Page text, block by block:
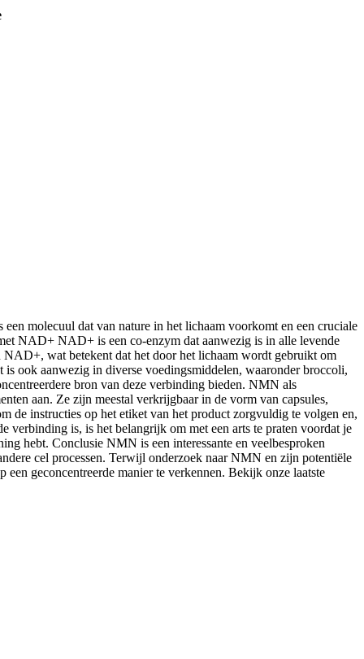
molecuul dat van nature in het lichaam voorkomt en een cruciale
NAD+ NAD+ is een co-enzym dat aanwezig is in alle levende
wat betekent dat het door het lichaam wordt gebruikt om
ook aanwezig in diverse voedingsmiddelen, waaronder broccoli,
bron van deze verbinding bieden. NMN als
aan. Ze zijn meestal verkrijgbaar in de vorm van capsules,
de instructies op het etiket van het product zorgvuldig te volgen en,
is, is het belangrijk om met een arts te praten voordat je
hebt. Conclusie NMN is een interessante en veelbesproken
cel processen. Terwijl onderzoek naar NMN en zijn potentiële
geconcentreerde manier te verkennen. Bekijk onze laatste